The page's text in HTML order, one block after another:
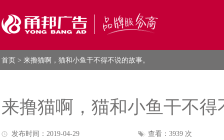
首页 > 来撸猫啊，猫和小鱼干不得不说的故事。
来撸猫啊，猫和小鱼干不得
发布时间：2019-04-29 查看：3939 次